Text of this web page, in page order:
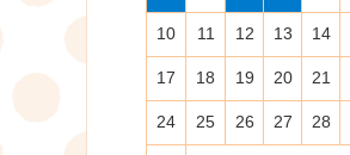
10 11 12 13 14
17 18 19 20 21
24 25 26 27 28